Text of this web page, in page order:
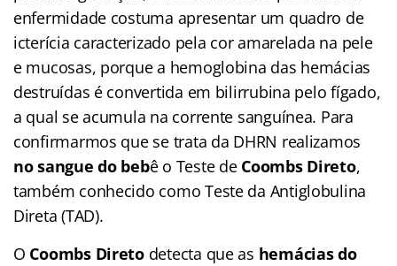
enfermidade costuma apresentar um quadro de
icterícia caracterizado pela cor amarelada na pele
e mucosas, porque a hemoglobina das hemácias
destruídas é convertida em bilirrubina pelo fígado,
a qual se acumula na corrente sanguínea. Para
confirmarmos que se trata da DHRN realizamos
no sangue do bebê o Teste de Coombs Direto,
também conhecido como Teste da Antiglobulina
Direta (TAD).
O Coombs Diretodetecta que as hemácias do